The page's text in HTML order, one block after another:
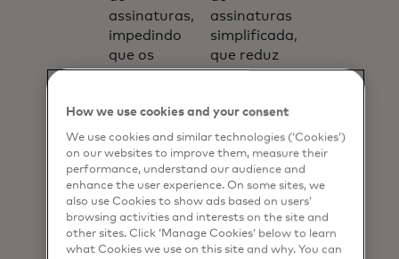
assinaturas,
impedindo
que os
consumidores
seus
contratos,
impactando
assinaturas
e compras
secundárias
e causando
o bloqueio
assinaturas
simplificada,
que reduz
interrupções
nos
pagamentos
e permite
que os
consumidores
reinscrevam
facilmente e
How we use cookies and your consent
We use cookies and similar technologies (‘Cookies’)
on our websites to improve them, measure their
performance, understand our audience and
enhance the user experience. On some sites, we
also use Cookies to show ads based on users’
browsing activities and interests on the site and
other sites. Click ‘Manage Cookies’ below to learn
what Cookies we use on this site and why. You can